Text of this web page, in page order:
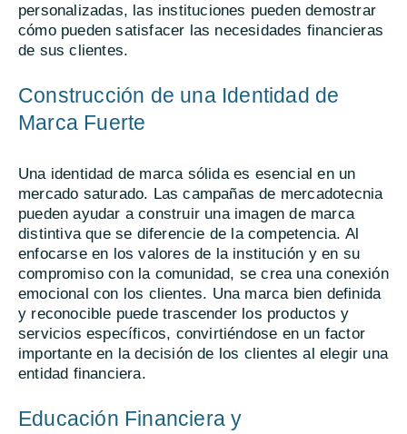
personalizadas, las instituciones pueden demostrar
cómo pueden satisfacer las necesidades financieras
de sus clientes.
Construcción de una Identidad de
Marca Fuerte
Una identidad de marca sólida es esencial en un
mercado saturado. Las campañas de mercadotecnia
pueden ayudar a construir una imagen de marca
distintiva que se diferencie de la competencia. Al
enfocarse en los valores de la institución y en su
compromiso con la comunidad, se crea una conexión
emocional con los clientes. Una marca bien definida
y reconocible puede trascender los productos y
servicios específicos, convirtiéndose en un factor
importante en la decisión de los clientes al elegir una
entidad financiera.
Educación Financiera y